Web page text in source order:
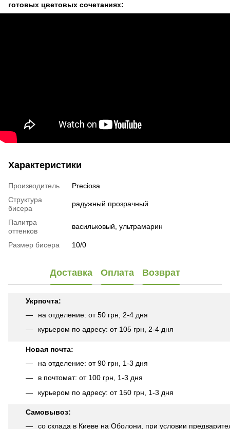
готовых цветовых сочетаниях:
Характеристики
Производитель
Preciosa
Структура
бисера
радужный прозрачный
Палитра
оттенков
васильковый, ультрамарин
Размер бисера 10/0
Доставка Оплата Возврат
Укрпочта:
на отделение: от 50 грн, 2-4 дня
курьером по адресу: от 105 грн, 2-4 дня
Новая почта:
на отделение: от 90 грн, 1-3 дня
в почтомат: от 100 грн, 1-3 дня
курьером по адресу: от 150 грн, 1-3 дня
Самовывоз:
со склада в Киеве на Оболони, при условии